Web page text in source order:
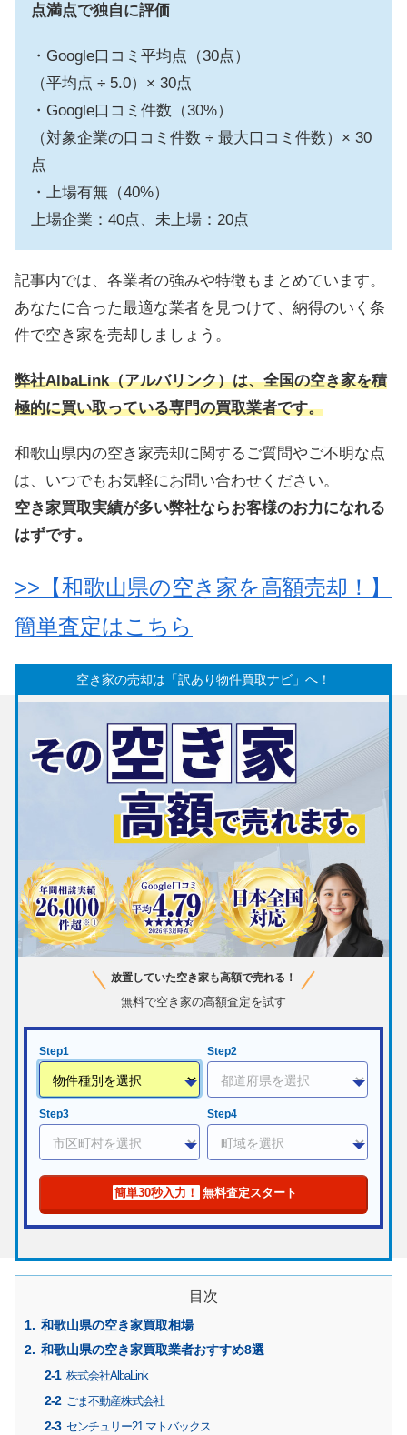
点満点で独自に評価
・Google口コミ平均点（30点）
（平均点 ÷ 5.0）× 30点
・Google口コミ件数（30%）
（対象企業の口コミ件数 ÷ 最大口コミ件数）× 30
点
・上場有無（40%）
上場企業：40点、未上場：20点
記事内では、各業者の強みや特徴もまとめています。
あなたに合った最適な業者を見つけて、納得のいく条
件で空き家を売却しましょう。
弊社AlbaLink（アルバリンク）は、全国の空き家を積
極的に買い取っている専門の買取業者です。
和歌山県内の空き家売却に関するご質問やご不明な点
は、いつでもお気軽にお問い合わせください。
空き家買取実績が多い弊社ならお客様のお力になれる
はずです。
>>【和歌山県の空き家を高額売却！】
簡単査定はこちら
空き家の売却は「訳あり物件買取ナビ」へ！
放置していた空き家も高額で売れる！
無料で空き家の高額査定を試す
Step1 Step2
Step3 Step4
簡単30秒入力！ 無料査定スタート
目次
和歌山県の空き家買取相場
和歌山県の空き家買取業者おすすめ8選
株式会社AlbaLink
ごま不動産株式会社
センチュリー21 マトバックス